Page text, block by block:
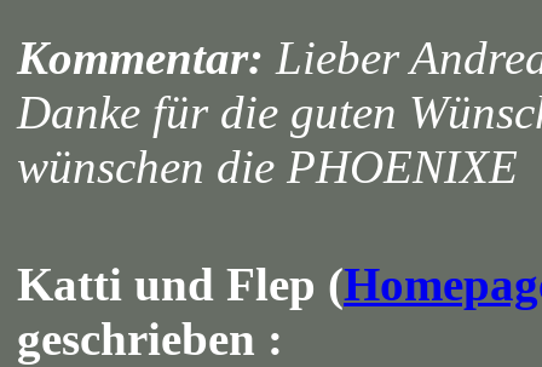
Kommentar: Lieber
Danke für die guten
wünschen die PHOENIXE
Katti und Flep (
geschrieben :